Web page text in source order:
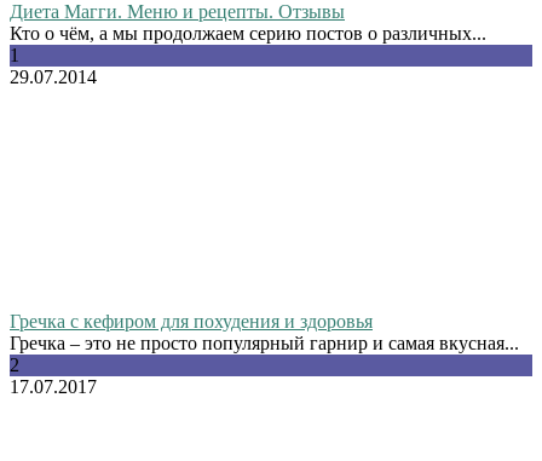
Диета Магги. Меню и рецепты. Отзывы
Кто о чём, а мы продолжаем серию постов о различных...
1
29.07.2014
Гречка с кефиром для похудения и здоровья
Гречка – это не просто популярный гарнир и самая вкусная...
2
17.07.2017